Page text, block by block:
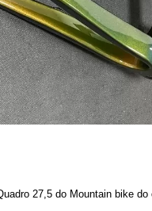
27,5 do Mountain bike do